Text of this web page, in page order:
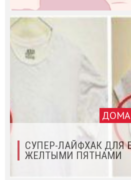
СУПЕР-ЛАЙФХАК ДЛЯ
ЖЕЛТЫМИ ПЯТНАМИ